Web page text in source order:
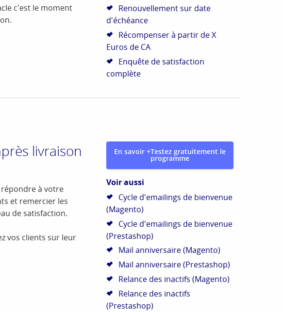
c'est le moment
Renouvellement sur date
d'échéance
Récompenser à partir de X
Euros de CA
Enquête de satisfaction
complète
livraison
à votre
et remercier les
de satisfaction.
vos clients sur leur
En savoir +Testez gratuitement le
programme
Voir aussi
Cycle d'emailings de bienvenue
(Magento)
Cycle d'emailings de bienvenue
(Prestashop)
Mail anniversaire (Magento)
Mail anniversaire (Prestashop)
Relance des inactifs (Magento)
Relance des inactifs
(Prestashop)